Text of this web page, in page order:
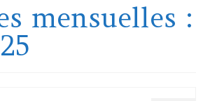
mensuelles :